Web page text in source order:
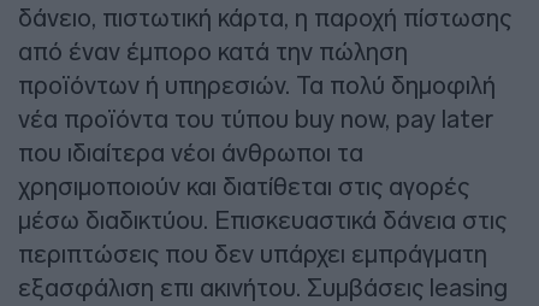
δάνειο, πιστωτική κάρτα, η παροχή πίστωσης
από έναν έμπορο κατά την πώληση
προϊόντων ή υπηρεσιών. Τα πολύ δημοφιλή
νέα προϊόντα του τύπου buy now, pay later
που ιδιαίτερα νέοι άνθρωποι τα
χρησιμοποιούν και διατίθεται στις αγορές
μέσω διαδικτύου. Επισκευαστικά δάνεια στις
περιπτώσεις που δεν υπάρχει εμπράγματη
εξασφάλιση επι ακινήτου. Συμβάσεις leasing